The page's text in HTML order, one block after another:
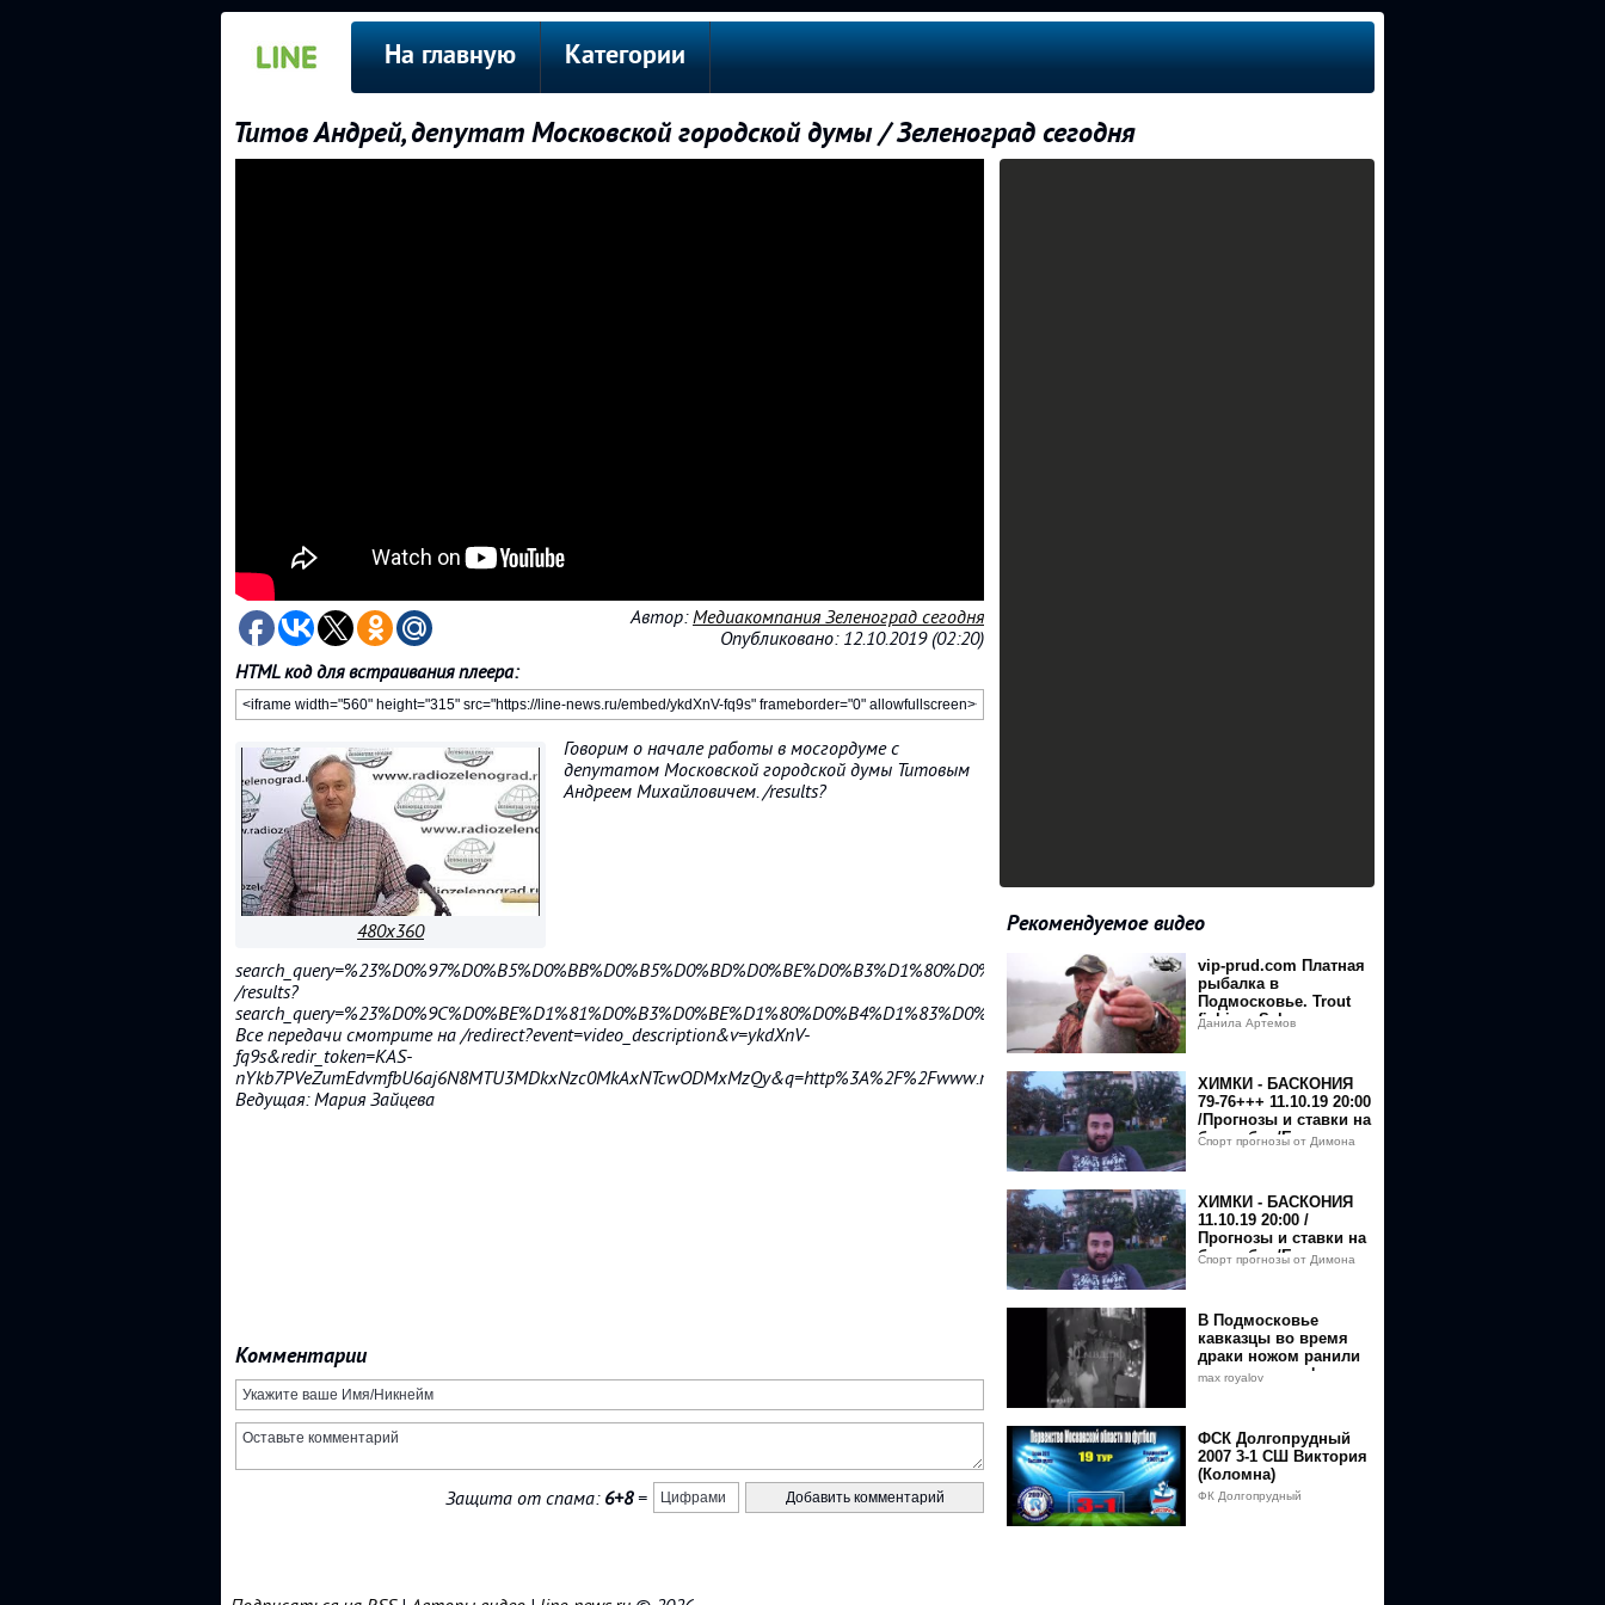
На главную Категории
Титов Андрей, депутат Московской городской думы / Зеленоград сегодня
Автор:Медиакомпания Зеленоград сегодня
Опубликовано: 12.10.2019 (02:20)
HTML код для встраивания плеера:
480x360
Говорим о начале работы в мосгордуме с
депутатом Московской городской думы Титовым
Андреем Михайловичем. /results?
search_query=%23%D0%97%D0%B5%D0%BB%D0%B5%D0%BD%D0%BE%D0%B3%D1%80%D0%B0%D0%B4
/results?
search_query=%23%D0%9C%D0%BE%D1%81%D0%B3%D0%BE%D1%80%D0%B4%D1%83%D0%BC%D0%B0
Все передачи смотрите на /redirect?event=video_description&v=ykdXnV-
fq9s&redir_token=KAS-
nYkb7PVeZumEdvmfbU6aj6N8MTU3MDkxNzc0MkAxNTcwODMxMzQy&q=http%3A%2F%2Fwww.radiozelenograd.ru
Ведущая: Мария Зайцева
Комментарии
Защита от спама: 6+8=
Рекомендуемое видео
vip-prud.com Платная
рыбалка в
Подмосковье. Trout
fishing. Salmon
Данила Артемов
ХИМКИ - БАСКОНИЯ
79-76+++ 11.10.19 20:00
/Прогнозы и ставки на
баскетбол/Евролига
Спорт прогнозы от Димона
ХИМКИ - БАСКОНИЯ
11.10.19 20:00 /
Прогнозы и ставки на
баскетбол/Евролига
Спорт прогнозы от Димона
В Подмосковье
кавказцы во время
драки ножом ранили
посетителя кафе
max royalov
ФСК Долгопрудный
2007 3-1 СШ Виктория
(Коломна)
ФК Долгопрудный